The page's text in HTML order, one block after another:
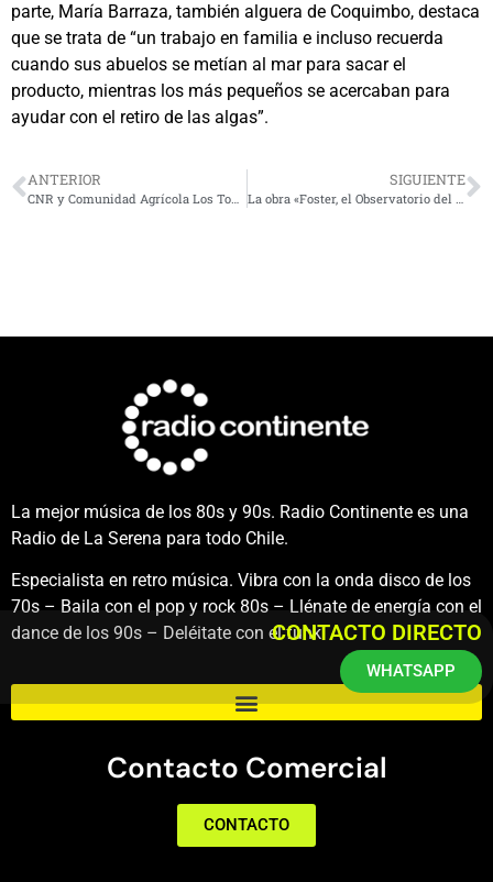
parte, María Barraza, también alguera de Coquimbo, destaca
que se trata de “un trabajo en familia e incluso recuerda
cuando sus abuelos se metían al mar para sacar el
producto, mientras los más pequeños se acercaban para
ayudar con el retiro de las algas”.
ANTERIOR SIGUIENTE
La mejor música de los 80s y 90s. Radio Continente es una
Radio de La Serena para todo Chile.
Especialista en retro música. Vibra con la onda disco de los
70s – Baila con el pop y rock 80s – Llénate de energía con el
dance de los 90s – Deléitate con el funk.
Contacto Comercial
CONTACTO
CONTACTO DIRECTO
WHATSAPP